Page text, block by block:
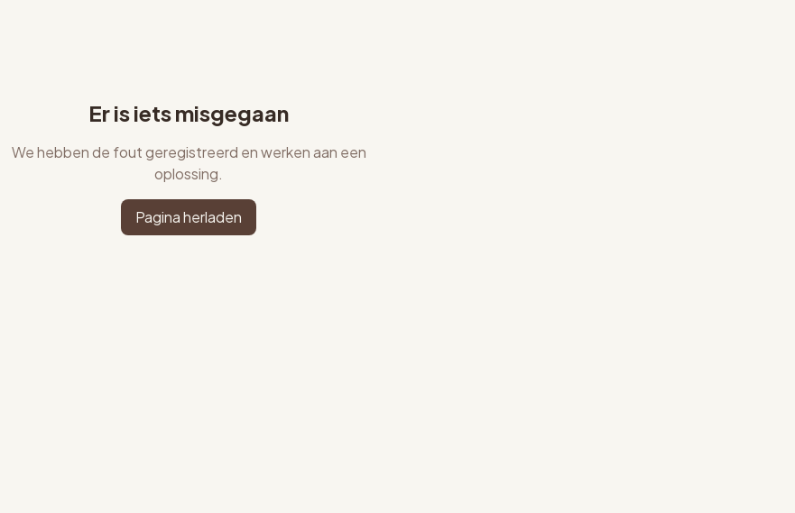
Er is iets misgegaan
We hebben de fout geregistreerd en werken aan een
oplossing.
Pagina herladen